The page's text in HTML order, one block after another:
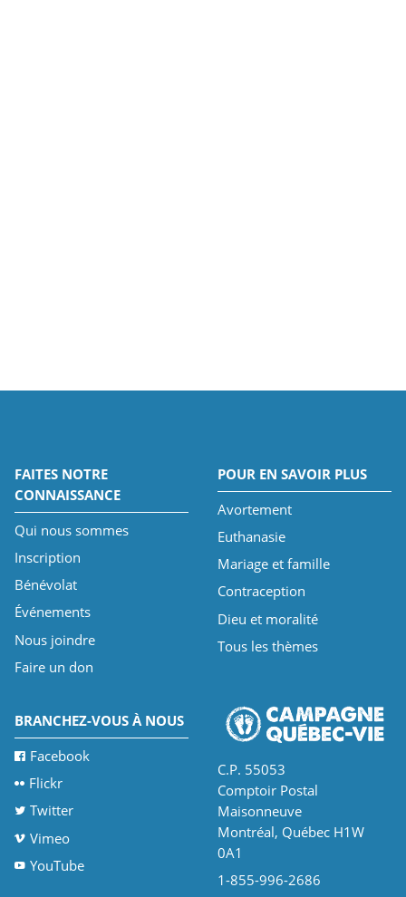
FAITES NOTRE
CONNAISSANCE
Qui nous sommes
Inscription
Bénévolat
Événements
Nous joindre
Faire un don
POUR EN SAVOIR PLUS
Avortement
Euthanasie
Mariage et famille
Contraception
Dieu et moralité
Tous les thèmes
BRANCHEZ-VOUS À NOUS
Facebook
Flickr
Twitter
Vimeo
YouTube
C.P. 55053
Comptoir Postal
Maisonneuve
Montréal, Québec H1W
0A1
1-855-996-2686